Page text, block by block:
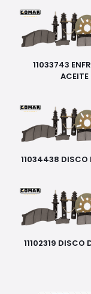
11033743
ACEITE
11034438 DISCO
11102319 DISCO